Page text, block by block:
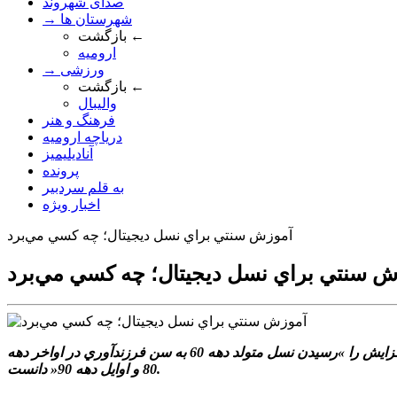
→ شهرستان ها
بازگشت ←
ارومیه
→ ورزشی
بازگشت ←
والیبال
فرهنگ و هنر
دریاچه ارومیه
آنادیلیمیز
پرونده
به قلم سردبیر
اخبار ویژه
آموزش سنتي براي نسل ديجيتال؛ چه کسي مي‌برد
سنتي براي نسل ديجيتال؛ چه کسي مي‌برد
گروه اجتماعي: يک جمعيت‌شناس و استاد دانشگاه از افزايش جمعيت نوجوان کشور تا سال آينده نسبت به يک دهه قبل خبر داد و دليل اين افزايش را »رسيدن نسل متولد دهه 60 به سن فرزندآوري در اواخر دهه
80 و اوايل دهه 90« دانست.